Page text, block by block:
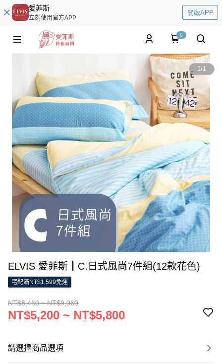
愛菲斯
立刻使用官方APP
開啟APP
0
1/1
ELVIS 愛菲斯┃C.日式風尚7件組(12款花色)
宅配滿NT$1,599免運
NT$8,460 ~ NT$9,060
NT$5,200 ~ NT$5,800
請選擇商品選項